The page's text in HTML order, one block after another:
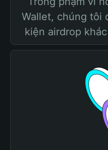
Wallet, chúng tôi
kiện airdrop